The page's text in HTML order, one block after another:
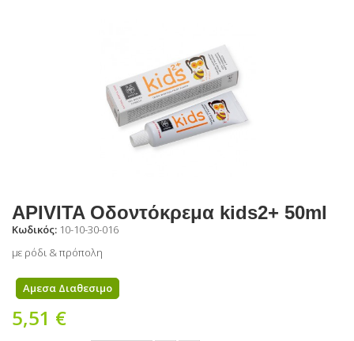
APIVITA Οδοντόκρεμα kids2+ 50ml
Κωδικός: 10-10-30-016
με ρόδι & πρόπολη
Αμεσα Διαθεσιμο
5,51 €